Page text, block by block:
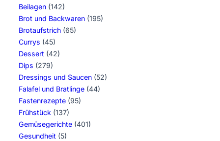
Beilagen (142)
Brot und Backwaren (195)
Brotaufstrich (65)
Currys (45)
Dessert (42)
Dips (279)
Dressings und Saucen (52)
Falafel und Bratlinge (44)
Fastenrezepte (95)
Frühstück (137)
Gemüsegerichte (401)
Gesundheit (5)